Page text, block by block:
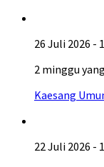
26 Juli 2026 -
2 minggu
Kaesang
22 Juli 2026 -